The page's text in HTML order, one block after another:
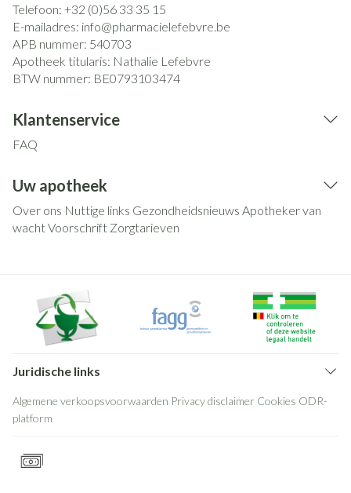
Telefoon: +32 (0)56 33 35 15
E-mailadres: info@pharmacielefebvre.be
APB nummer: 540703
Apotheek titularis: Nathalie Lefebvre
BTW nummer: BE0793103474
Klantenservice
FAQ
Uw apotheek
Over ons Nuttige links Gezondheidsnieuws Apotheker van
wachtVoorschrift Zorgtarieven
Juridische links
Algemene verkoopsvoorwaarden Privacy disclaimer Cookies ODR-
platform